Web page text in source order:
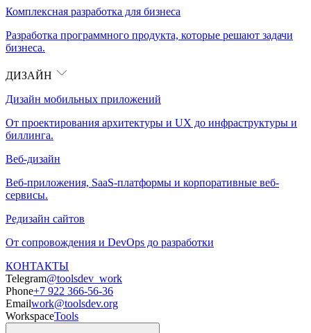
Комплексная разработка для бизнеса
Разработка программного продукта, которые решают задачи
бизнеса.
ДИЗАЙН
Дизайн мобильных приложений
От проектирования архитектуры и UX до инфраструктуры и
биллинга.
Веб-дизайн
Веб-приложения, SaaS-платформы и корпоративные веб-
сервисы.
Редизайн сайтов
От сопровождения и DevOps до разработки
КОНТАКТЫ
Telegram@toolsdev_work
Phone+7 922 366-56-36
Emailwork@toolsdev.org
WorkspaceTools